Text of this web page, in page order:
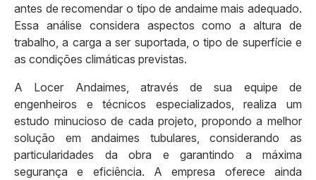
antes de recomendar o tipo de andaime mais adequado.
Essa análise considera aspectos como a altura de
trabalho, a carga a ser suportada, o tipo de superfície e
as condições climáticas previstas.
A Locer Andaimes, através de sua equipe de
engenheiros e técnicos especializados, realiza um
estudo minucioso de cada projeto, propondo a melhor
solução em andaimes tubulares, considerando as
particularidades da obra e garantindo a máxima
segurança e eficiência. A empresa oferece ainda